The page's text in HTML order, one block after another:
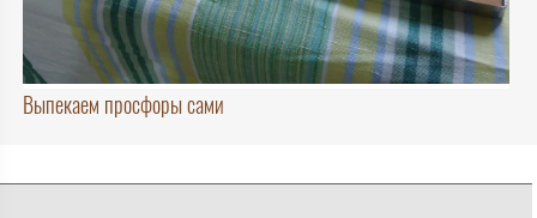
Выпекаем просфоры сами